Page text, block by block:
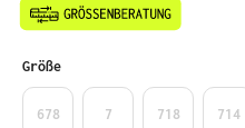
Größeauswählen
678 7 718 714